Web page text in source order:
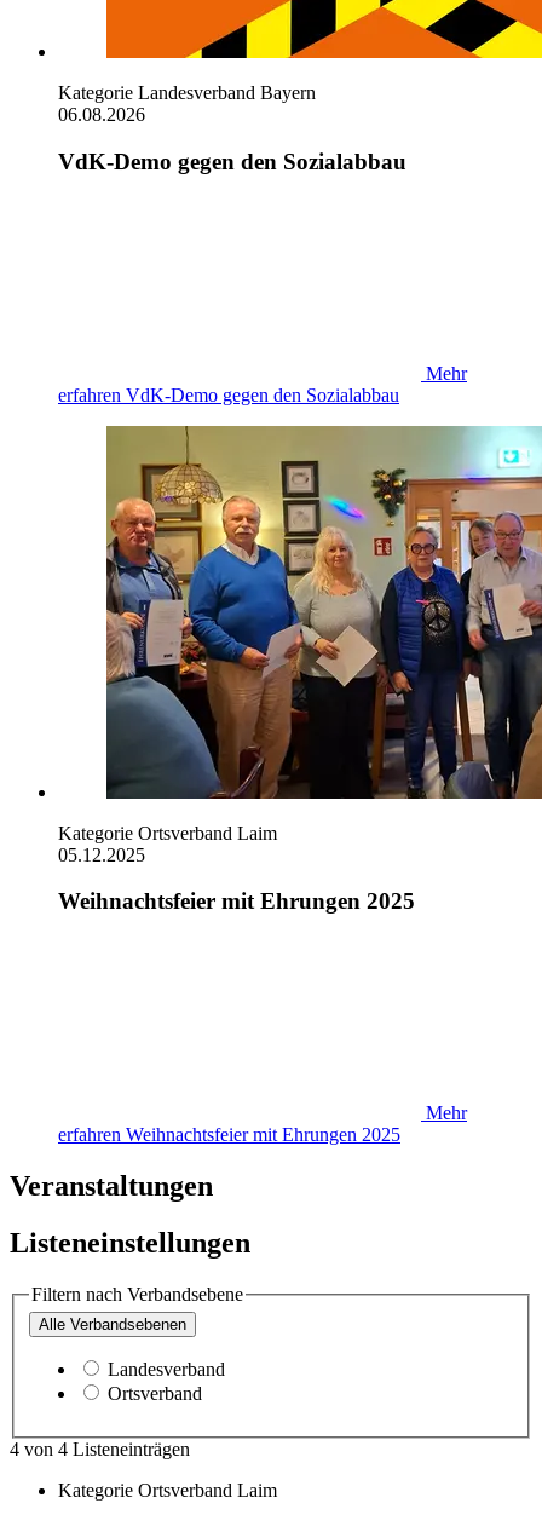
Kategorie Landesverband Bayern
06.08.2026
VdK-Demo gegen den Sozialabbau
Mehr
erfahren VdK-Demo gegen den Sozialabbau
Kategorie Ortsverband Laim
05.12.2025
Weihnachtsfeier mit Ehrungen 2025
Mehr
erfahren Weihnachtsfeier mit Ehrungen 2025
Veranstaltungen
Listeneinstellungen
Filtern nach Verbandsebene
Alle Verbandsebenen
Landesverband
Ortsverband
4 von 4 Listeneinträgen
Kategorie Ortsverband Laim